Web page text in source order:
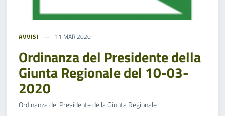
AVVISI 11 MAR 2020
Ordinanza del Presidente della
Giunta Regionale del 10-03-
2020
Ordinanza del Presidente della Giunta Regionale